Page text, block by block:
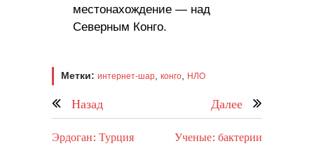
местонахождение — над
Северным Конго.
Метки: интернет-шар конго НЛО
Назад Далее
Эрдоган: Турция
Ученые: бактерии